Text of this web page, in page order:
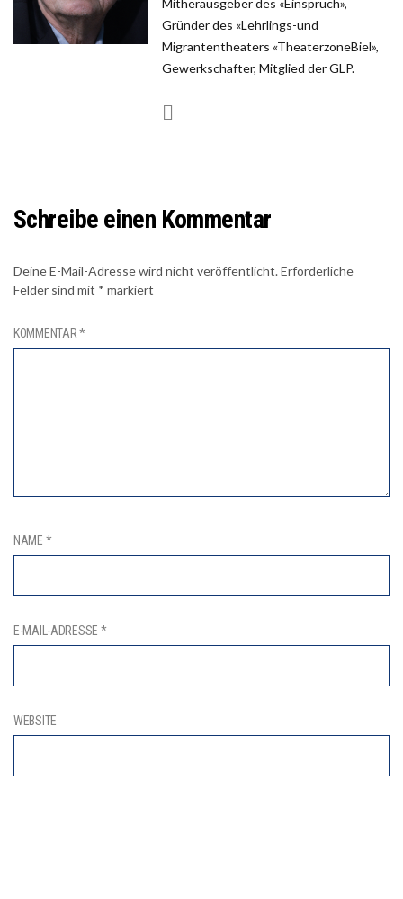
Gründer des «Lehrlings-und
Migrantentheaters «TheaterzoneBiel»,
Gewerkschafter, Mitglied der GLP.
Schreibe einen Kommentar
Deine E-Mail-Adresse wird nicht veröffentlicht.Erforderliche
Felder sind mit * markiert
KOMMENTAR*
NAME *
E-MAIL-ADRESSE *
WEBSITE